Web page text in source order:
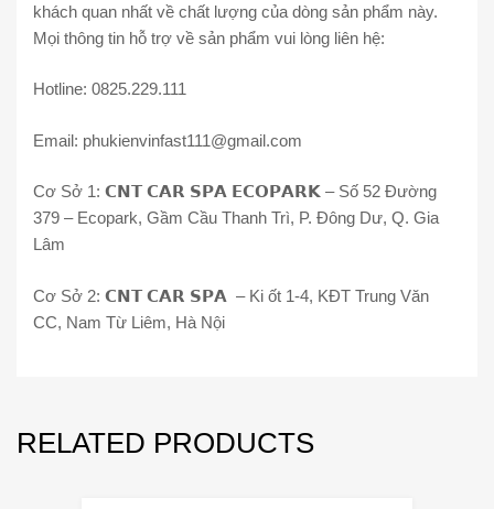
khách quan nhất về chất lượng của dòng sản phẩm này.
Mọi thông tin hỗ trợ về sản phẩm vui lòng liên hệ:
Hotline: 0825.229.111
Email: phukienvinfast111@gmail.com
Cơ Sở 1: 𝗖𝗡𝗧 𝗖𝗔𝗥 𝗦𝗣𝗔 𝗘𝗖𝗢𝗣𝗔𝗥𝗞 – Số 52 Đường
379 – Ecopark, Gầm Cầu Thanh Trì, P. Đông Dư, Q. Gia
Lâm
Cơ Sở 2: 𝗖𝗡𝗧 𝗖𝗔𝗥 𝗦𝗣𝗔 – Ki ốt 1-4, KĐT Trung Văn
CC, Nam Từ Liêm, Hà Nội
RELATED PRODUCTS